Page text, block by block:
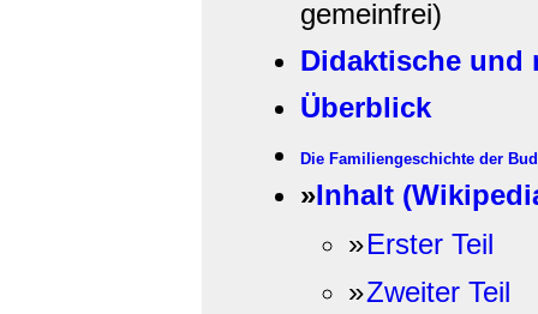
gemeinfrei)
Didaktische und
Überblick
Die Familiengeschichte der
»Inhalt
»Erster Teil
»Zweiter Teil